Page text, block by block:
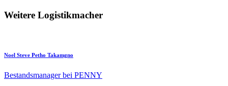
Weitere Logistikmacher
Noel Steve Petho Takamgno
Bestandsmanager bei PENNY